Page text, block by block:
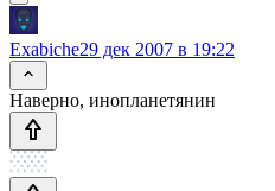
Exabiche29 дек 2007 в 19:22
Наверно, инопланетянин